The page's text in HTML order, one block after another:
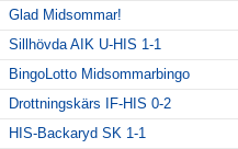
Glad Midsommar!
Sillhövda AIK U-HIS 1-1
BingoLotto Midsommarbingo
Drottningskärs IF-HIS 0-2
HIS-Backaryd SK 1-1